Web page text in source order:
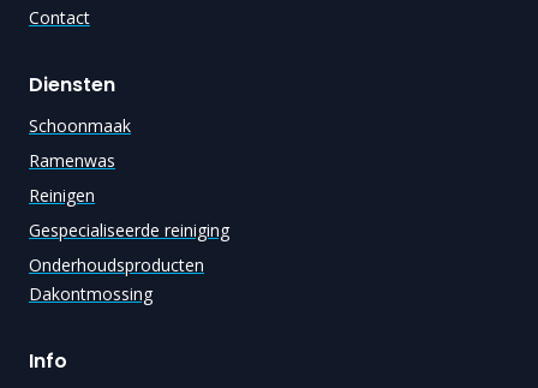
Contact
Diensten
Schoonmaak
Ramenwas
Reinigen
Gespecialiseerde reiniging
Onderhoudsproducten
Dakontmossing
Info